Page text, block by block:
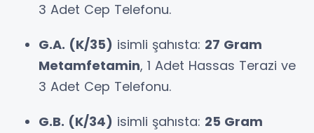
3 Adet Cep Telefonu.
G.A. (K/35) isimli şahısta: 27 Gram
Metamfetamin, 1 Adet Hassas Terazi ve
3 Adet Cep Telefonu.
G.B. (K/34) isimli şahısta: 25 Gram